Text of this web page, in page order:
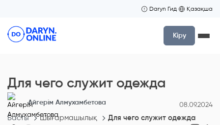
Daryn Гид Қазақша
Кіру
Для чего служит одежда
Айгерiм Алмухамбетова 08.09.2024
Басты Шығармашылық Для чего служит одежда